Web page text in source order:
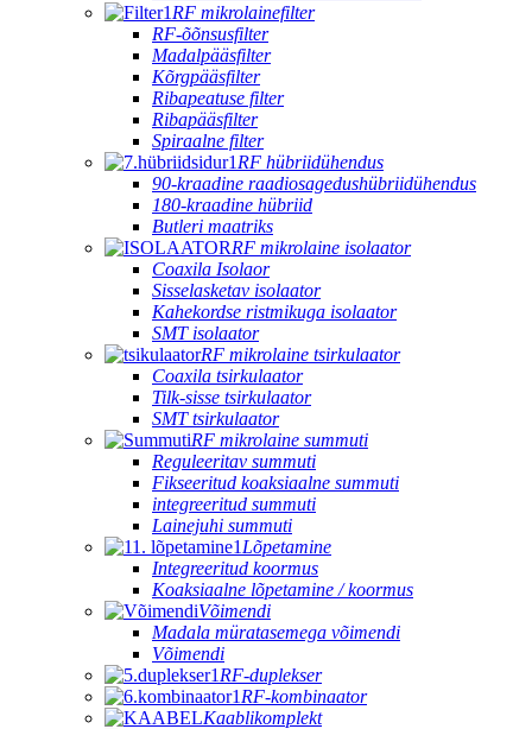
RF mikrolainefilter
RF-õõnsusfilter
Madalpääsfilter
Kõrgpääsfilter
Ribapeatuse filter
Ribapääsfilter
Spiraalne filter
RF hübriidühendus
90-kraadine raadiosagedushübriidühendus
180-kraadine hübriid
Butleri maatriks
RF mikrolaine isolaator
Coaxila Isolaor
Sisselasketav isolaator
Kahekordse ristmikuga isolaator
SMT isolaator
RF mikrolaine tsirkulaator
Coaxila tsirkulaator
Tilk-sisse tsirkulaator
SMT tsirkulaator
RF mikrolaine summuti
Reguleeritav summuti
Fikseeritud koaksiaalne summuti
integreeritud summuti
Lainejuhi summuti
Lõpetamine
Integreeritud koormus
Koaksiaalne lõpetamine / koormus
Võimendi
Madala müratasemega võimendi
Võimendi
RF-duplekser
RF-kombinaator
Kaablikomplekt